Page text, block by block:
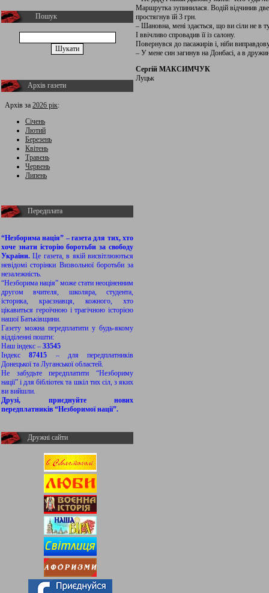
Пошук
Архів газети
Архів за 2026 рік:
Січень
Лютий
Березень
Квітень
Травень
Червень
Липень
Передплата
“Незборима нація” – газета для тих, хто
хоче знати історію боротьби за свободу
України.Це газета, в якій висвітлюються
невідомі сторінки Визвольної боротьби за
незалежність.
“Незборима нація” може стати неоціненним
другом вчителя, школяра, студента,
історика, краєзнавця, кожного, хто
цікавиться героїчною і трагічною історією
нашої Батьківщини.
Газету можна передплатити у будь-якому
відділенні пошти:
Наш індекс – 33545
Індекс87415 – для передплатників
Донецької та Луганської областей.
Не забудьте передплатити “Незбориму
нації” і для бібліотек та шкіл тих сіл, з яких
ви вийшли.
Друзі, приєднуйте нових
передплатників “Незборимої нації”.
Дружні сайти
Маршрутка зупинилася. Водій відчинив
простягнув їй 3 грн.
– Шановна, мені здається, що ви сіли не в
І ввічливо спровадив її із салону.
Повернувся до пасажирів і, ніби
– У мене син загинув на Донбасі, а в
Сергій МАКСИМЧУК
Луцьк